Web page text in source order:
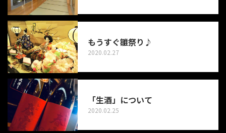
もうすぐ雛祭り♪
2020.02.27
「生酒」について
2020.02.25